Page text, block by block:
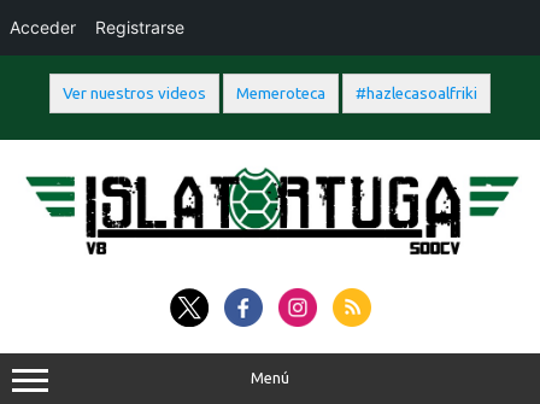
Ver nuestros videos Memeroteca #hazlecasoalfriki
contenido
Menú
Acceder Registrarse